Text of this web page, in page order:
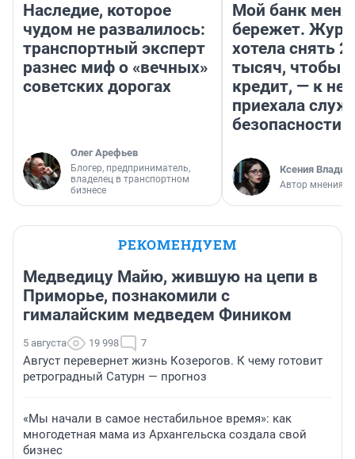
Наследие, которое
чудом не развалилось:
транспортный эксперт
разнес миф о «вечных»
советских дорогах
Олег Арефьев
Блогер, предприниматель,
владелец в транспортном
бизнесе
Мой банк меня
бережет.
хотела снять
тысяч, чтобы
кредит, — к
приехала
безопасности
Ксения
Автор мнения
РЕКОМЕНДУЕМ
Медведицу Майю, жившую на цепи в
Приморье, познакомили с
гималайским медведем Фиником
5 августа 19 998 7
Август перевернет жизнь Козерогов. К чему готовит
ретроградный Сатурн — прогноз
«Мы начали в самое нестабильное время»: как
многодетная мама из Архангельска создала свой
бизнес